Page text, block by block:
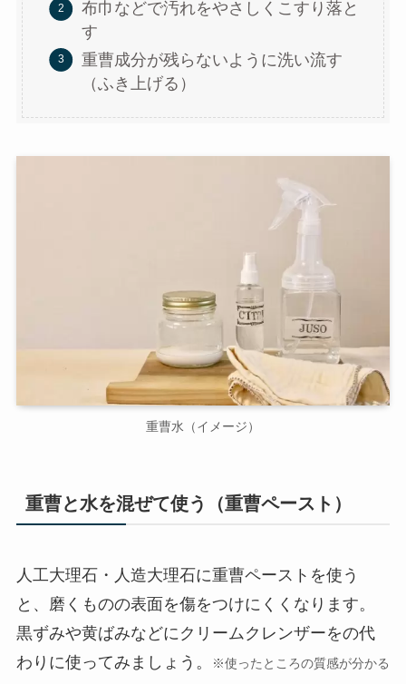
布巾などで汚れをやさしくこすり落と
す
重曹成分が残らないように洗い流す
（ふき上げる）
重曹水（イメージ）
重曹と水を混ぜて使う（重曹ペースト）
人工大理石・人造大理石に重曹ペーストを使う
と、磨くものの表面を傷をつけにくくなります。
黒ずみや黄ばみなどにクリームクレンザーをの代
わりに使ってみましょう。
※使ったところの質感が分かる